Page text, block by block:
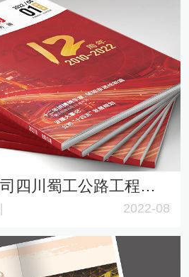
蜀道集团旗下公司四川蜀工公路工程试验检测有限公司内刊《蜀工检测》创刊号
2022-08